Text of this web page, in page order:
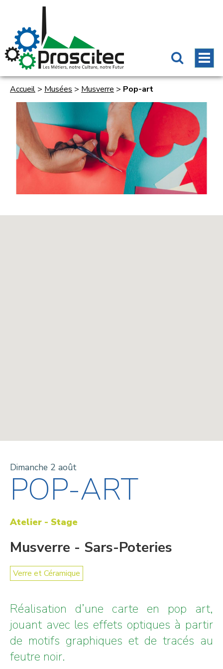
Accueil > Musées > Musverre > Pop-art
Dimanche 2 août
POP-ART
Atelier - Stage
Musverre - Sars-Poteries
Verre et Céramique
Réalisation d’une carte en pop art,
jouant avec les effets optiques à partir
de motifs graphiques et de tracés au
feutre noir.